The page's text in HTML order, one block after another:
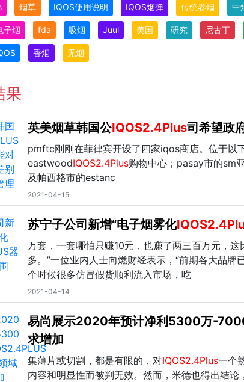
烟草 IQOS使用说明 IQOS烟弹 传统卷烟 中
子烟 fda 吸烟 Juul 美国 研究 尼古丁
香烟 无烟
果
英美烟草韩国公IQOS2.4Plus司希望政
pmftc刚刚在菲律宾开设了四家iqos商店。位于以
eastwoodIQOS2.4Plus购物中心；pasay市的sm
及帕西格市的estanc
2021-04-15
苏宁子公司新增“电子烟雾化
万套，一套哪怕只赚10元，也赚了两三百万元，这
多。”一位业内人士向燃财经表示，“前期各大品
个时候很多仿冒假货顺利流入市场，吃
2021-04-14
易尚展示2020年预计净利5300万-
求增加
集薄片或切割，都是有限的，对IQOS2.4Plus一个
内容和明显性而被判无效。然而，米德也得出结